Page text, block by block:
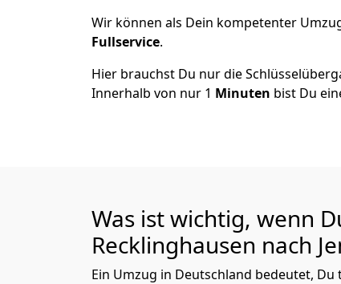
Wir können als Dein kompetenter
Fullservice.
Hier brauchst Du nur die
Innerhalb von nur 1 Minuten bist Du
Was ist wichtig, wenn
Recklinghausen nach
Ein Umzug in Deutschland bedeutet,